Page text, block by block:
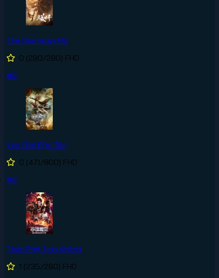
Thế Giới Hoàn Mỹ
0 (280/280) FHD
#8
Vạn Giới Độc Tôn
0 (471/800) FHD
#9
Thôn Phệ Tinh Không
1 (235/280) FHD